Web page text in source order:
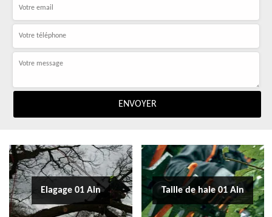
Elagage 01 Ain Taille de haie 01 Ain